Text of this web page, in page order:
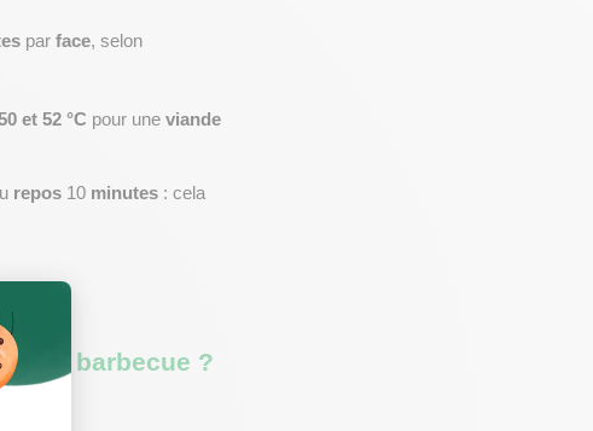
par face, selon
et 52 °C pour une viande
repos 10 minutes : cela
au barbecue ?